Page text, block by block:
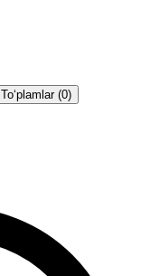
To‘plamlar (0)